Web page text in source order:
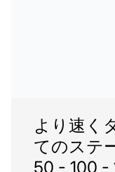
より速く
てのステ
50 - 100 -